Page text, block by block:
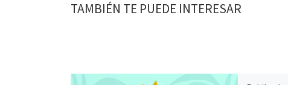
o
p
TAMBIÉN TE PUEDE INTERESAR